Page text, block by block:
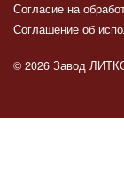
Согласие на
Соглашение об
© 2026 Завод